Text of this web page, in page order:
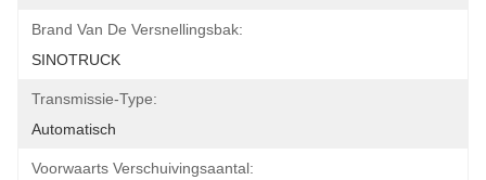
Brand Van De Versnellingsbak:
SINOTRUCK
Transmissie-Type:
Automatisch
Voorwaarts Verschuivingsaantal: